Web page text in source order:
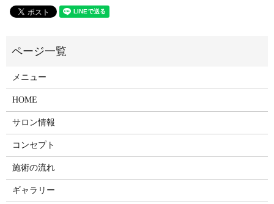
メニュー
HOME
サロン情報
コンセプト
施術の流れ
ギャラリー